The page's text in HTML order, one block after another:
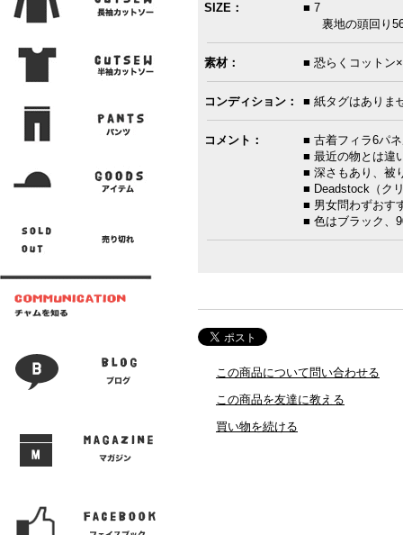
SIZE：
■ 7
裏地の頭回り
素材： ■ 恐らくコットン
コンディション： ■ 紙タグはありま
コメント：
■ 古着フィラ6パ
■ 最近の物とは違
■ 深さもあり、被
■ Deadstock（ク
■ 男女問わずおす
■ 色はブラック、
この商品について問い合わせる
この商品を友達に教える
買い物を続ける